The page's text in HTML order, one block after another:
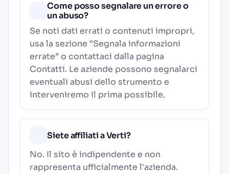
Come posso segnalare un errore o
un abuso?
Se noti dati errati o contenuti impropri,
usa la sezione “Segnala informazioni
errate” o contattaci dalla pagina
Contatti. Le aziende possono segnalarci
eventuali abusi dello strumento e
interveniremo il prima possibile.
Siete affiliati a Verti?
No. Il sito è indipendente e non
rappresenta ufficialmente l'azienda.